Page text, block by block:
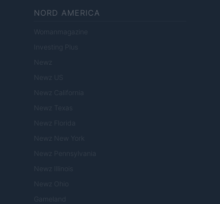
NORD AMERICA
Womanmagazine
Investing Plus
Newz
Newz US
Newz California
Newz Texas
Newz Florida
Newz New York
Newz Pennsylvania
Newz Illinois
Newz Ohio
Gameland